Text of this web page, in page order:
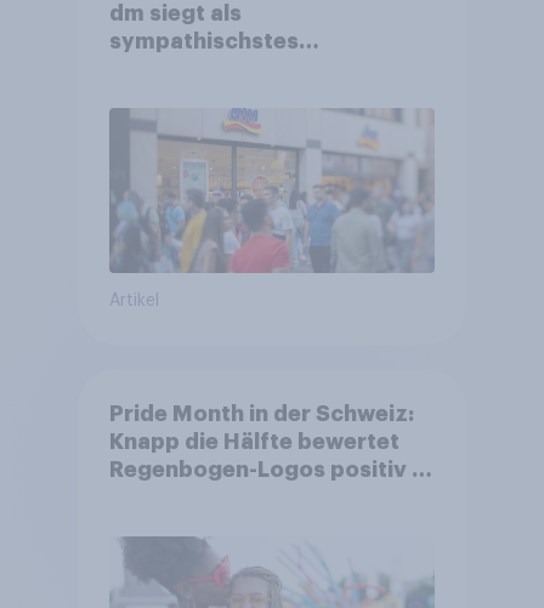
dm siegt als
sympathischstes
Artikel
Pride Month in der Schweiz:
Knapp die Hälfte bewertet
Regenbogen-Logos positiv –